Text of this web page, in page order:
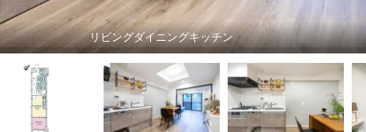
リビングダイニングキッチン